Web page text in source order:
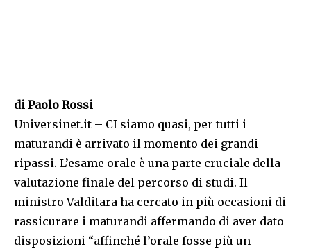
di Paolo Rossi
Universinet.it – CI siamo quasi, per tutti i
maturandi è arrivato il momento dei grandi
ripassi. L’esame orale è una parte cruciale della
valutazione finale del percorso di studi. Il
ministro Valditara ha cercato in più occasioni di
rassicurare i maturandi affermando di aver dato
disposizioni “affinché l’orale fosse più un